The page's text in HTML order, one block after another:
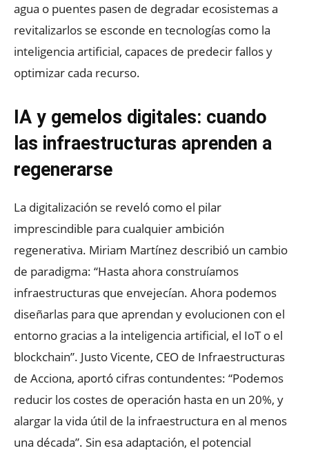
agua o puentes pasen de degradar ecosistemas a
revitalizarlos se esconde en tecnologías como la
inteligencia artificial, capaces de predecir fallos y
optimizar cada recurso.
IA y gemelos digitales: cuando
las infraestructuras aprenden a
regenerarse
La digitalización se reveló como el pilar
imprescindible para cualquier ambición
regenerativa. Miriam Martínez describió un cambio
de paradigma: “Hasta ahora construíamos
infraestructuras que envejecían. Ahora podemos
diseñarlas para que aprendan y evolucionen con el
entorno gracias a la inteligencia artificial, el IoT o el
blockchain”. Justo Vicente, CEO de Infraestructuras
de Acciona, aportó cifras contundentes: “Podemos
reducir los costes de operación hasta en un 20%, y
alargar la vida útil de la infraestructura en al menos
una década”. Sin esa adaptación, el potencial